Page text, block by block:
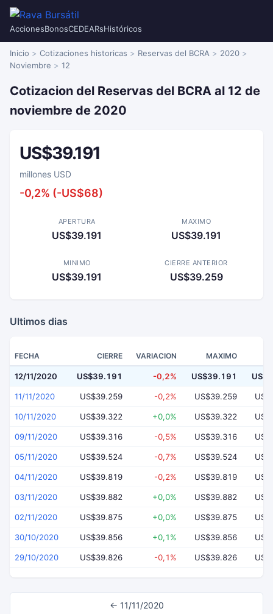
AccionesBonosCEDEARsHistóricos
Inicio Cotizaciones historicas Reservas del BCRA
2020
Noviembre
12
Cotizacion del Reservas del BCRA al 12 de
noviembre de 2020
US$39.191
millones USD
-0,2% (-US$68)
APERTURA
US$39.191
MAXIMO
US$39.191
MINIMO
US$39.191
CIERRE ANTERIOR
US$39.259
Ultimos dias
FECHA CIERRE VARIACION MAXIMO
12/11/2020 US$39.191 -0,2% US$39.191
11/11/2020 US$39.259 -0,2% US$39.259
10/11/2020 US$39.322 +0,0% US$39.322
09/11/2020 US$39.316 -0,5% US$39.316
05/11/2020 US$39.524 -0,7% US$39.524
04/11/2020 US$39.819 -0,2% US$39.819
03/11/2020 US$39.882 +0,0% US$39.882
02/11/2020 US$39.875 +0,0% US$39.875
30/10/2020 US$39.856 +0,1% US$39.856
29/10/2020 US$39.826 -0,1% US$39.826
← 11/11/2020